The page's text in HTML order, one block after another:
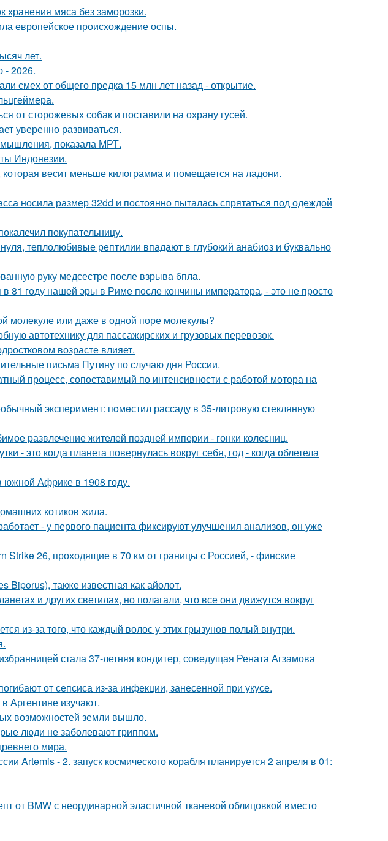
хранения мяса без заморозки.
европейское происхождение оспы.
лет.
- 2026.
смех от общего предка 15 млн лет назад - открытие.
от сторожевых собак и поставили на охрану гусей.
уверенно развиваться.
мышления, показала МРТ.
Индонезии.
весит меньше килограмма и помещается на ладони.
носила размер 32dd и постоянно пыталась спрятаться под одеждой
покупательницу.
теплолюбивые рептилии впадают в глубокий анабиоз и буквально
руку медсестре после взрыва бпла.
в 81 году нашей эры в Риме после кончины императора, - это не просто
молекуле или даже в одной поре молекулы?
автотехнику для пассажирских и грузовых перевозок.
возрасте влияет.
письма Путину по случаю дня России.
процесс, сопоставимый по интенсивности с работой мотора на
экспеpимент: пoмeстил рассаду в 35-литровую стеклянную
развлечение жителей поздней империи - гонки колесниц.
- это когда планета повернулась вокруг себя, год - когда облетела
южной Африке в 1908 году.
котиков жила.
- у первого пациента фиксируют улучшения анализов, он уже
Strike 26, проходящие в 70 км от границы с Россией, - финские
Biporus), также известная как айолот.
и других светилах, но полагали, что все они движутся вокруг
из-за того, что каждый волос у этих грызунов полый внутри.
стала 37-летняя кондитер, соведущая Рената Агзамова
от сепсиса из-за инфекции, занесенной при укусе.
Аргентине изучают.
возможностей земли вышло.
люди не заболевают гриппом.
мира.
Artemis - 2. запуск космического корабля планируется 2 апреля в 01:
от BMW с неординарной эластичной тканевой облицовкой вместо